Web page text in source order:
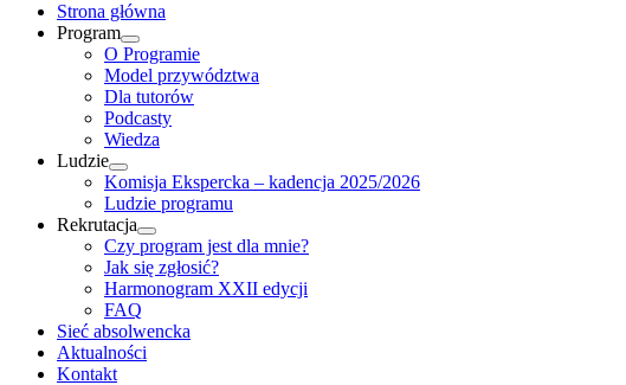
Strona główna
Program
O Programie
Model przywództwa
Dla tutorów
Podcasty
Wiedza
Ludzie
Komisja Ekspercka – kadencja 2025/2026
Ludzie programu
Rekrutacja
Czy program jest dla mnie?
Jak się zgłosić?
Harmonogram XXII edycji
FAQ
Sieć absolwencka
Aktualności
Kontakt